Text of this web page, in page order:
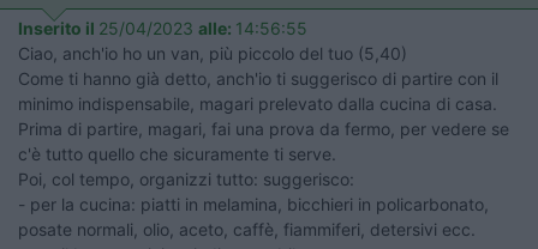
Inserito il 25/04/2023 alle: 14:56:55
Ciao, anch'io ho un van, più piccolo del tuo (5,40)
Come ti hanno già detto, anch'io ti suggerisco di partire con il
minimo indispensabile, magari prelevato dalla cucina di casa.
Prima di partire, magari, fai una prova da fermo, per vedere se
c'è tutto quello che sicuramente ti serve.
Poi, col tempo, organizzi tutto: suggerisco:
- per la cucina: piatti in melamina, bicchieri in policarbonato,
posate normali, olio, aceto, caffè, fiammiferi, detersivi ecc.